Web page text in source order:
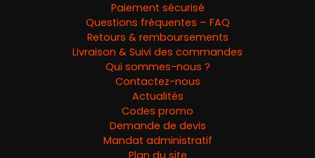
Paiement sécurisé
Questions fréquentes – FAQ
Retours & remboursements
Livraison & Suivi des commandes
Qui sommes-nous ?
Contactez-nous
Actualités
Codes promo
Demande de devis
Mandat administratif